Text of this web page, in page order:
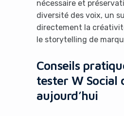
nécessaire et
diversité des voix, un
directement la
le storytelling de
Conseils
tester W Social
aujourd’hui